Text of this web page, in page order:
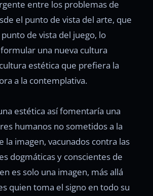
entre los problemas de
el punto de vista del arte, que
de vista del juego, lo
una nueva cultura
estética que prefiera la
a la contemplativa.
estética así fomentaría una
humanos no sometidos a la
la imagen, vacunados contra las
dogmáticas y conscientes de
es solo una imagen, más allá
quien toma el signo en todo su